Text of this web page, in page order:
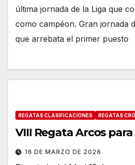
última jornada de la Liga que
como campéon. Gran jornada
que arrebata el primer puesto
REGATAS CLASIFICACIONES REGATAS
VIII Regata Arcos
16 DE MARZO DE 2026